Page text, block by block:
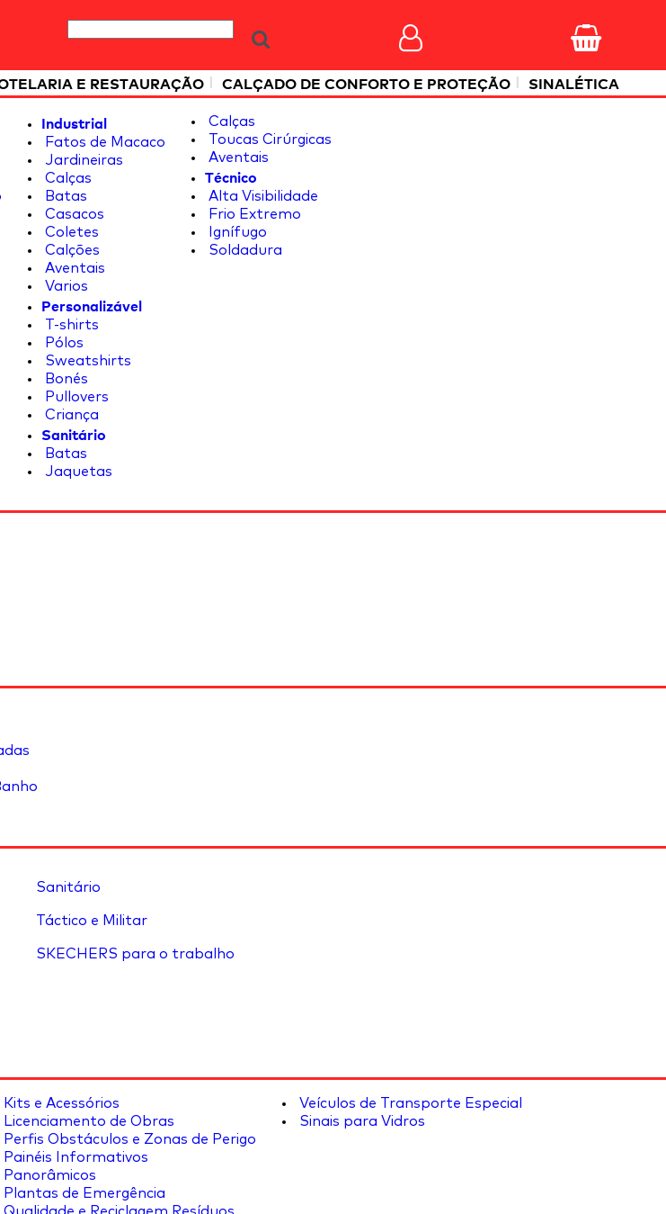
E RESTAURAÇÃO | CALÇADO DE CONFORTO E PROTEÇÃO | SINALÉTICA
Industrial
Fatos de Macaco
Jardineiras
Calças
Batas
Casacos
Coletes
Calções
Aventais
Varios
Personalizável
T-shirts
Pólos
Sweatshirts
Bonés
Pullovers
Criança
Sanitário
Batas
Jaquetas
Calças
Toucas Cirúrgicas
Aventais
Técnico
Alta Visibilidade
Frio Extremo
Ignífugo
Soldadura
Sanitário
Táctico e Militar
SKECHERS para o trabalho
Kits e Acessórios
Licenciamento de Obras
Perfis Obstáculos e Zonas de Perigo
Painéis Informativos
Panorâmicos
Plantas de Emergência
Veículos de Transporte Especial
Sinais para Vidros